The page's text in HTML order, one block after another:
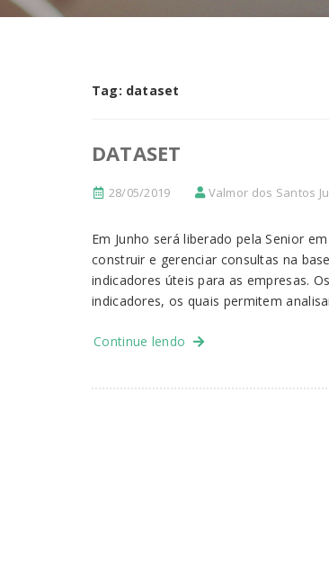
Tag: dataset
DATASET
28/05/2019 Valmor dos Santos
Em Junho será liberado pela Senior
construir e gerenciar consultas na
indicadores úteis para as empresas.
indicadores, os quais permitem
Continue lendo